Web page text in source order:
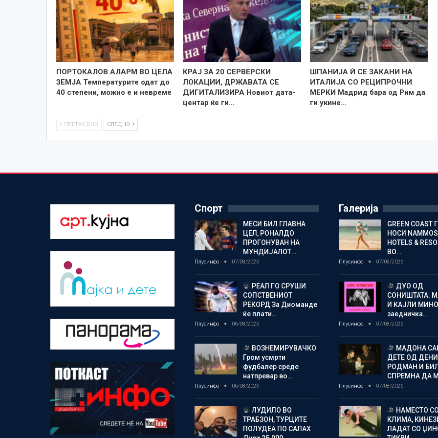
ПОРТОКАЛОВ АЛАРМ ВО ЦЕЛА
ЗЕМЈА Температурите одат до
40 степени, можно е и невреме
КРАЈ ЗА 20 СЕРВЕРСКИ
ЛОКАЦИИ, ДРЖАВАТА СЕ
ДИГИТАЛИЗИРА Новиот дата-
центар ќе ги…
ШПАНИЈА Ѝ СЕ ЗАКАНИ НА
ИТАЛИЈА СО РЕЦИПРОЧНИ
МЕРКИ Мадрид бара од Рим да
ги укине…
ПРЕТХОДНО СЛЕДНО
Спорт
МЕСИ БИЛ ГЛАВНА
ЦЕЛ, РОНАЛДО
ПРОГОНУВАН НА
МУНДИЈАЛОТ…
Плусинфо 07/08/2026
РЕАЛ ГО СРУШИ
СОПСТВЕНИОТ
РЕКОРД За Диоманде
ќе плати…
Плусинфо 06/08/2026
ВОЗНЕМИРУВАЧКО
Гром усмрти
фудбалер среде
натпревар во…
Плусинфо 06/08/2026
ЛУДИЛО ВО
ТРАБЗОН, ТУРЦИТЕ
ПОЛУДЕА ПО САЛАХ
Галерија
GREEN COAST
НОСИ NAMMOS
HOTELS &
ВО…
Плусинфо 07/08/2026
ДУО ОД
СОНИШТАТА:
И КАЈЛИ
заедничка…
Плусинфо 07/08/2026
МАДОНА
ДЕТЕ ОД
РОДМАН И
СПРЕМНА ДА
Плусинфо 07/08/2026
НАМЕСТО СО
КЛИМА,
ЛАДАТ СО